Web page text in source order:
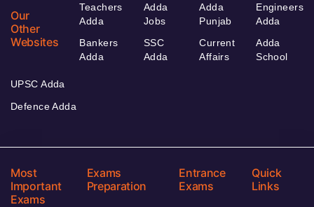
Our
Other
Websites
Teachers
Adda
Bankers
Adda
Adda
Jobs
SSC
Adda
Adda
Punjab
Current
Affairs
Engineers
Adda
Adda
School
UPSC Adda
Defence Adda
Most
Important
Exams
Exams
Preparation
Entrance
Exams
Quick
Links